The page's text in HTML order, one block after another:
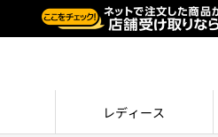
レディース